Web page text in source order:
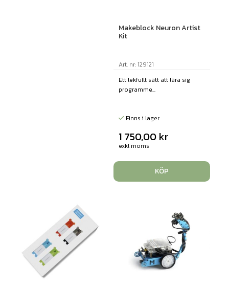
Makeblock Neuron Artist
Kit
Art. nr: 129121
Ett lekfullt sätt att lära sig
programme...
Finns i lager
1 750,00 kr
exkl moms
KÖP